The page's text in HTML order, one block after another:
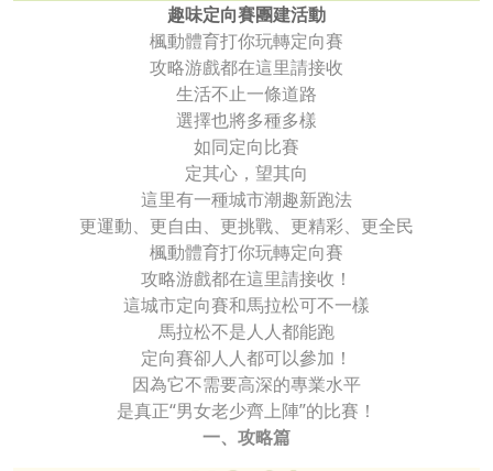
趣味定向賽團建活動
楓動體育打你玩轉定向賽
攻略游戲都在這里請接收
生活不止一條道路
選擇也將多種多樣
如同定向比賽
定其心，望其向
這里有一種城市潮趣新跑法
更運動、更自由、更挑戰、更精彩、更全民
楓動體育打你玩轉定向賽
攻略游戲都在這里請接收！
這城市定向賽和馬拉松可不一樣
馬拉松不是人人都能跑
定向賽卻人人都可以參加！
因為它不需要高深的專業水平
是真正“男女老少齊上陣”的比賽！
一、攻略篇